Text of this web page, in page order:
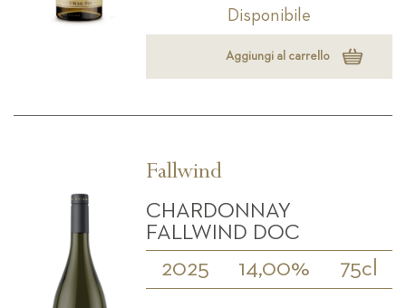
Disponibile
Aggiungi al carrello
Fallwind
CHARDONNAY
FALLWIND DOC
2025 14,00% 75cl